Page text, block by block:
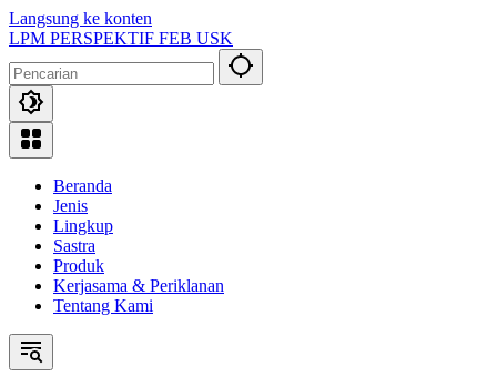
Langsung ke konten
LPM PERSPEKTIF FEB USK
Beranda
Jenis
Lingkup
Sastra
Produk
Kerjasama & Periklanan
Tentang Kami